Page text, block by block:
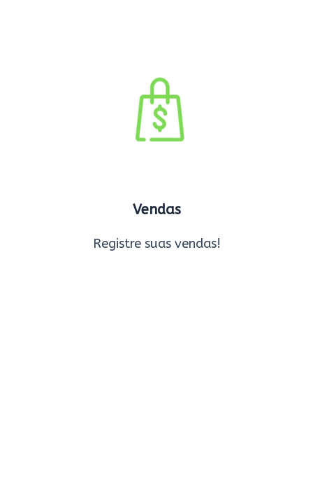
Vendas
Registre suas vendas!